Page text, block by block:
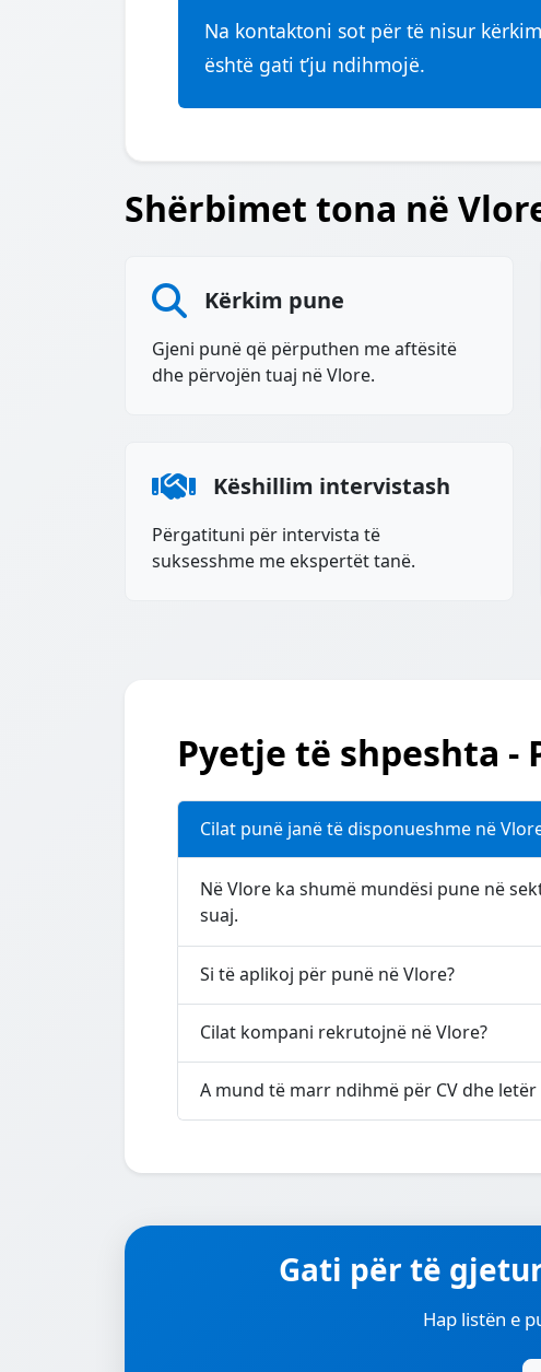
Na kontaktoni sot për të nisur
është gati t’ju ndihmojë.
Shërbimet tona në
Kërkim pune
Gjeni punë që përputhen me aftësitë
dhe përvojën tuaj në Vlore.
Këshillim intervistash
Përgatituni për intervista të
suksesshme me ekspertët tanë.
Pyetje të shpeshta -
Cilat punë janë të disponueshme në
Në Vlore ka shumë mundësi pune në
suaj.
Si të aplikoj për punë në Vlore?
Cilat kompani rekrutojnë në Vlore?
A mund të marr ndihmë për CV dhe
Gati për të
Hap listën e